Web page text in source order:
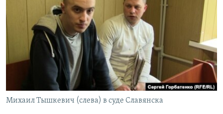
СПЕЦПРОЄКТИ
ПОДКАСТИ
КРИМ РЕАЛІЇ
УКР
Михаил Тышкевич (слева) в суде Славянска